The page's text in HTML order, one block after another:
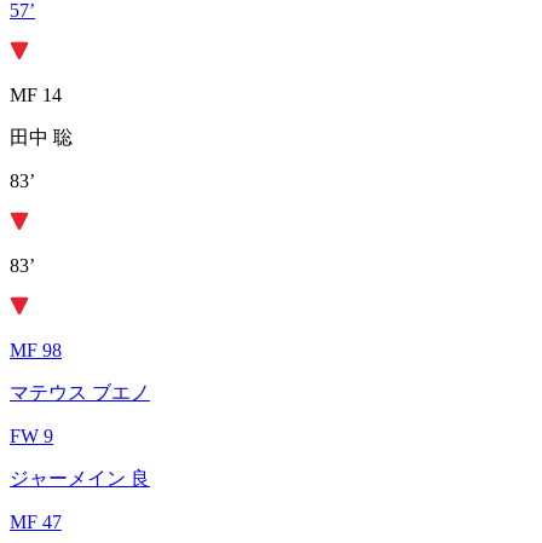
57’
MF 14
田中 聡
83’
83’
MF 98
マテウス ブエノ
FW 9
ジャーメイン 良
MF 47